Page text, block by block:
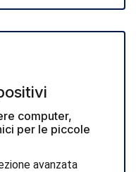
computer,
per le piccole
avanzata